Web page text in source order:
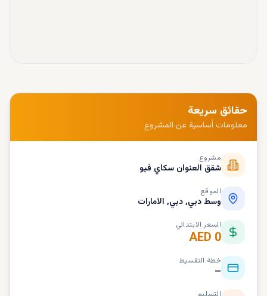
حقائق سريعة
معلومات أساسية عن المشروع
مشروع
شقق العنوان سكاي فيو
الموقع
وسط دبي, دبي, الامارات
السعر الابتدائي
AED 0
خطة التقسيط
—